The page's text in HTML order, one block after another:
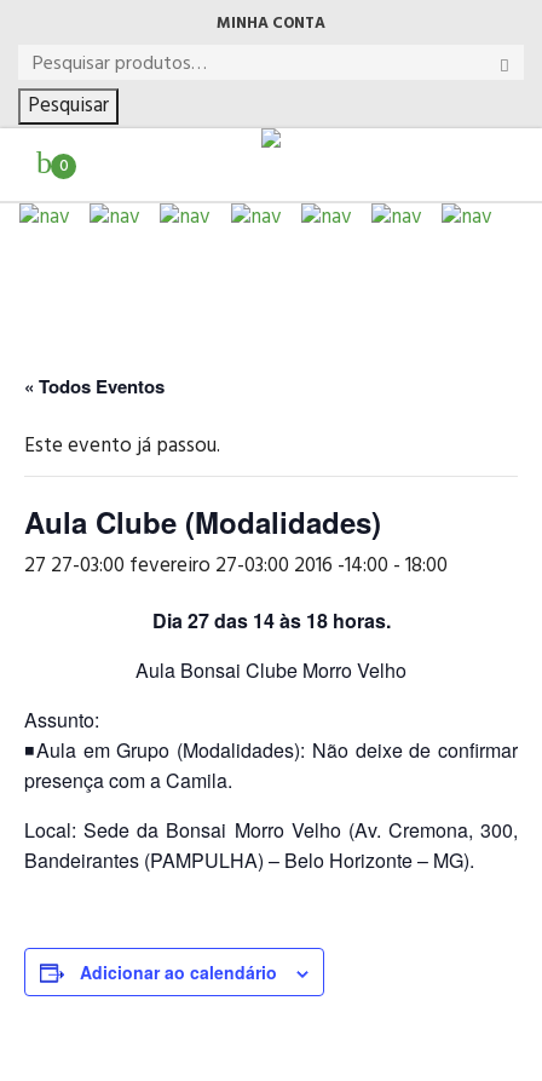
MINHA CONTA
Pesquisar
0
« Todos Eventos
Este evento já passou.
Aula Clube (Modalidades)
27 27-03:00 fevereiro 27-03:00 2016 -14:00 -18:00
Dia 27 das 14 às 18 horas.
Aula Bonsai Clube Morro Velho
Assunto:
◾Aula em Grupo (Modalidades): Não deixe de confirmar
presença com a Camila.
Local: Sede da Bonsai Morro Velho (Av. Cremona, 300,
Bandeirantes (PAMPULHA) – Belo Horizonte – MG).
Adicionar ao calendário